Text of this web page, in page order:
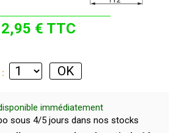
€ TTC
immédiatement
sous 4/5 jours dans nos stocks